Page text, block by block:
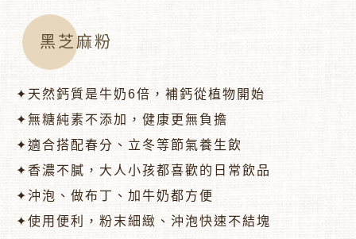
黑芝麻粉
✦天然鈣質是牛奶6倍，補鈣從植物開始
✦無糖純素不添加，健康更無負擔
✦適合搭配春分、立冬等節氣養生飲
✦香濃不膩，大人小孩都喜歡的日常飲品
✦沖泡、做布丁、加牛奶都方便
✦使用便利，粉末細緻、沖泡快速不結塊